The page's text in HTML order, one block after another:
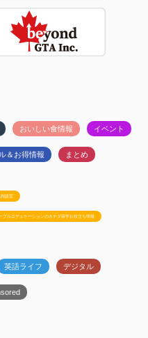
おいしい食情報 イベント
＆お得情報 まとめ
相談室
プルエデュケーションのカナダ留学お役立ち情報
英語ライフ デジタル